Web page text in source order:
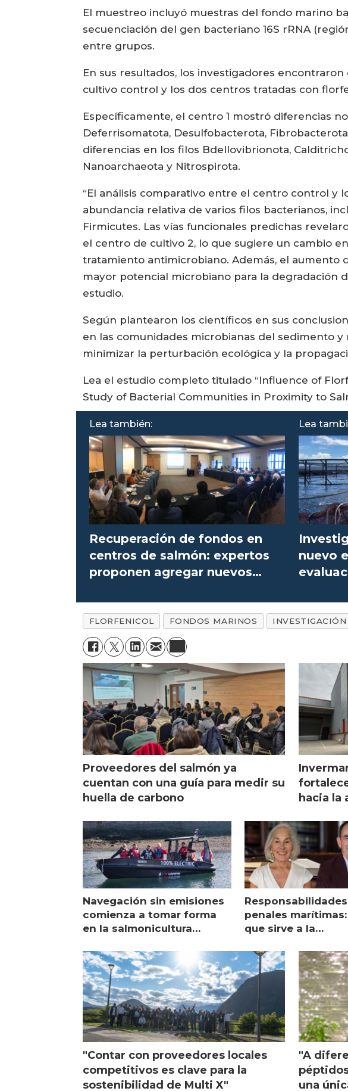
El muestreo incluyó muestras del fondo marino
secuenciación del gen bacteriano 16S rRNA
entre grupos.
En sus resultados, los investigadores
cultivo control y los dos centros tratadas con
Específicamente, el centro 1 mostró diferencias
Deferrisomatota, Desulfobacterota,
diferencias en los filos Bdellovibrionota,
Nanoarchaeota y Nitrospirota.
“El análisis comparativo entre el centro control y
abundancia relativa de varios filos bacterianos,
Firmicutes. Las vías funcionales predichas
el centro de cultivo 2, lo que sugiere un cambio
tratamiento antimicrobiano. Además, el aumento
mayor potencial microbiano para la degradación
estudio.
Según plantearon los científicos en sus
en las comunidades microbianas del sedimento
minimizar la perturbación ecológica y la
Lea el estudio completo titulado “Influence of
Study of Bacterial Communities in Proximity to
Lea también:
Recuperación de fondos en
centros de salmón: expertos
proponen agregar nuevos
Lea
nuevo
FLORFENICOL FONDOS MARINOS INVESTIGACIÓN
Proveedores del salmón ya
cuentan con una guía para medir su
huella de carbono
hacia la
Navegación sin emisiones
comienza a tomar forma
en la salmonicultura
Responsabilidades
penales
que sirve a la
visión
"Contar con proveedores locales
competitivos es clave para la
sostenibilidad de Multi X"
"A
una